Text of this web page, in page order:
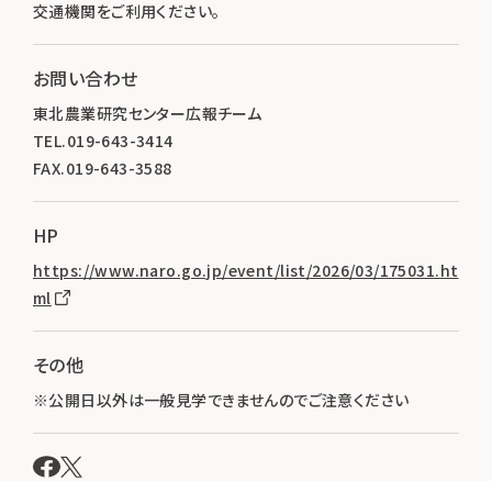
交通機関をご利用ください。
お問い合わせ
東北農業研究センター広報チーム
TEL.019-643-3414
FAX.019-643-3588
HP
https://www.naro.go.jp/event/list/2026/03/175031.ht
ml
その他
※公開日以外は一般見学できませんのでご注意ください